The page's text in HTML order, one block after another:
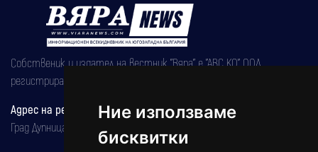
Ние използваме
бисквитки
Собственик и издател на вестник "Вяра" е "АВС КО" ООД,
регистрирана на 08.05.2002 година.
Адрес на редакцията
Град Дупница, ул.''Христо Ботев" 43